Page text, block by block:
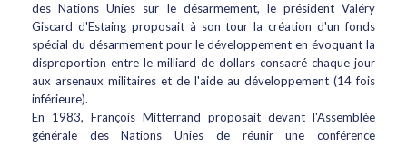
des Nations Unies sur le désarmement, le président Valéry
Giscard d'Estaing proposait à son tour la création d'un fonds
spécial du désarmement pour le développement en évoquant la
disproportion entre le milliard de dollars consacré chaque jour
aux arsenaux militaires et de l'aide au développement (14 fois
inférieure).
En 1983, François Mitterrand proposait devant l'Assemblée
générale des Nations Unies de réunir une conférence